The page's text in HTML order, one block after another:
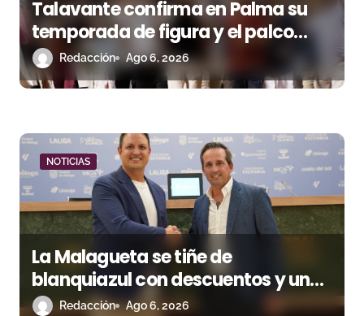
Talavante confirma en Palma su
temporada de figura y el palco
niega el premio a Roca Rey
Redacción Ago 6, 2026
NOTICIAS
La Malagueta se tiñe de
blanquiazul con descuentos y una
corrida homenaje al Málaga CF
Redacción Ago 6, 2026